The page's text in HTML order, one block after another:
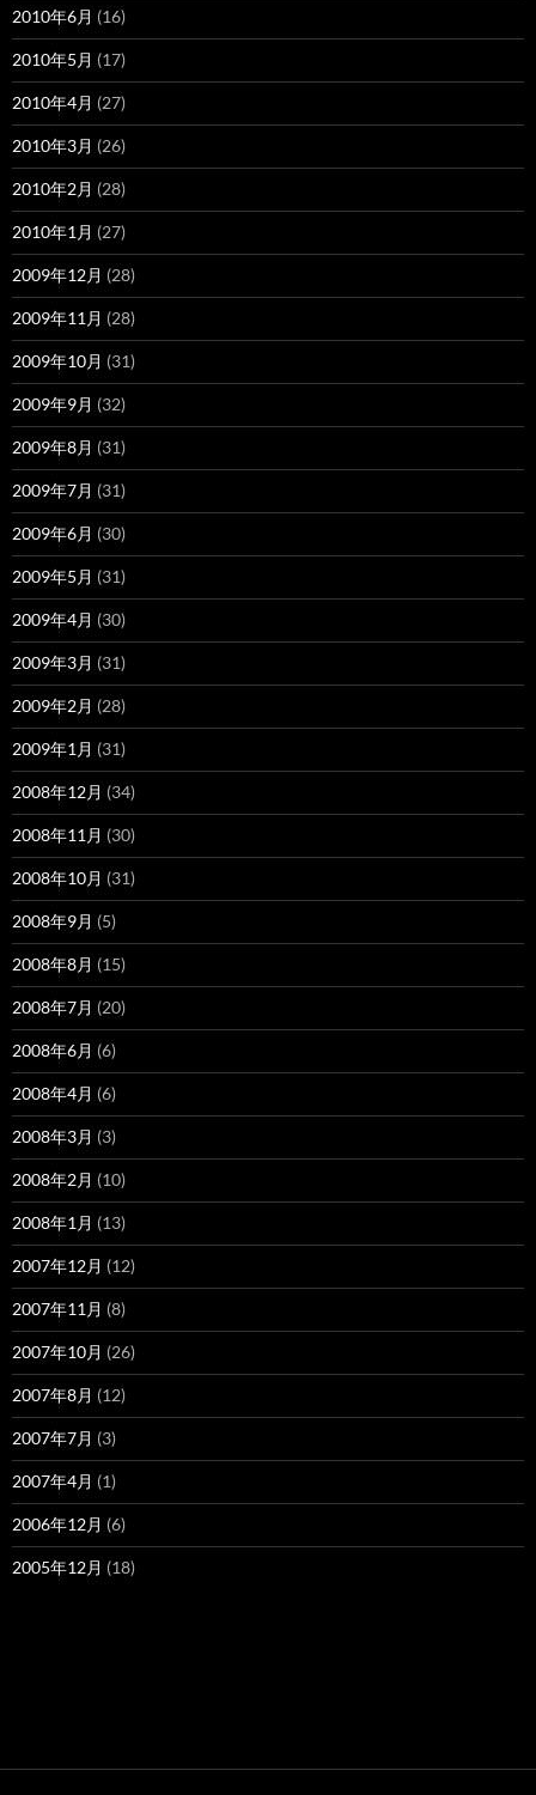
2010年6月 (16)
2010年5月 (17)
2010年4月 (27)
2010年3月 (26)
2010年2月 (28)
2010年1月 (27)
2009年12月 (28)
2009年11月 (28)
2009年10月 (31)
2009年9月 (32)
2009年8月 (31)
2009年7月 (31)
2009年6月 (30)
2009年5月 (31)
2009年4月 (30)
2009年3月 (31)
2009年2月 (28)
2009年1月 (31)
2008年12月 (34)
2008年11月 (30)
2008年10月 (31)
2008年9月 (5)
2008年8月 (15)
2008年7月 (20)
2008年6月 (6)
2008年4月 (6)
2008年3月 (3)
2008年2月 (10)
2008年1月 (13)
2007年12月 (12)
2007年11月 (8)
2007年10月 (26)
2007年8月 (12)
2007年7月 (3)
2007年4月 (1)
2006年12月 (6)
2005年12月 (18)